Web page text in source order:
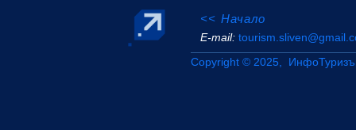
<< Начало
Е-mail:
Copyright © 2025,